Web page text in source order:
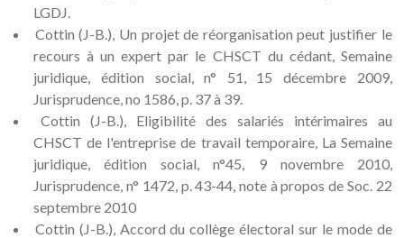
LGDJ.
Cottin (J-B.), Un projet de réorganisation peut justifier le
recours à un expert par le CHSCT du cédant, Semaine
juridique, édition social, n° 51, 15 décembre 2009,
Jurisprudence, no 1586, p. 37 à 39.
Cottin (J-B.), Eligibilité des salariés intérimaires au
CHSCT de l'entreprise de travail temporaire, La Semaine
juridique, édition social, n°45, 9 novembre 2010,
Jurisprudence, n° 1472, p. 43-44, note à propos de Soc. 22
septembre 2010
Cottin (J-B.), Accord du collège électoral sur le mode de